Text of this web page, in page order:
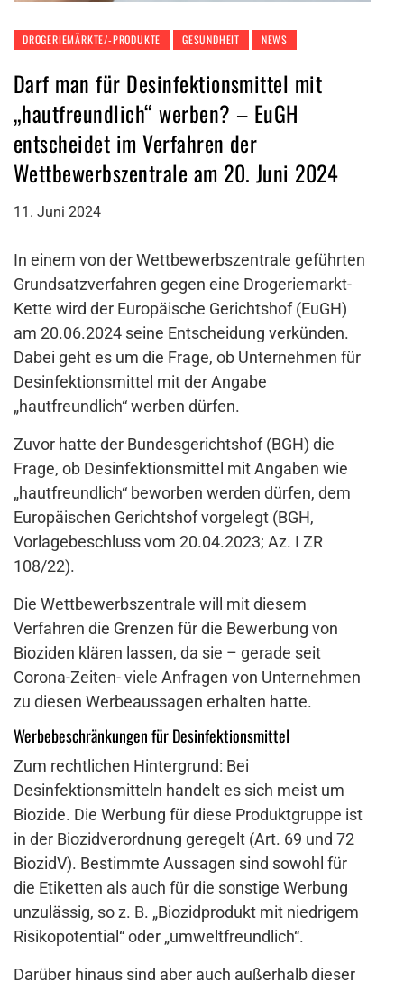
DROGERIEMÄRKTE/-PRODUKTE GESUNDHEIT NEWS
Darf man für Desinfektionsmittel mit
„hautfreundlich“ werben? – EuGH
entscheidet im Verfahren der
Wettbewerbszentrale am 20. Juni 2024
11. Juni 2024
In einem von der Wettbewerbszentrale geführten
Grundsatzverfahren gegen eine Drogeriemarkt-
Kette wird der Europäische Gerichtshof (EuGH)
am 20.06.2024 seine Entscheidung verkünden.
Dabei geht es um die Frage, ob Unternehmen für
Desinfektionsmittel mit der Angabe
„hautfreundlich“ werben dürfen.
Zuvor hatte der Bundesgerichtshof (BGH) die
Frage, ob Desinfektionsmittel mit Angaben wie
„hautfreundlich“ beworben werden dürfen, dem
Europäischen Gerichtshof vorgelegt (BGH,
Vorlagebeschluss vom 20.04.2023; Az. I ZR
108/22).
Die Wettbewerbszentrale will mit diesem
Verfahren die Grenzen für die Bewerbung von
Bioziden klären lassen, da sie – gerade seit
Corona-Zeiten- viele Anfragen von Unternehmen
zu diesen Werbeaussagen erhalten hatte.
Werbebeschränkungen für Desinfektionsmittel
Zum rechtlichen Hintergrund: Bei
Desinfektionsmitteln handelt es sich meist um
Biozide. Die Werbung für diese Produktgruppe ist
in der Biozidverordnung geregelt (Art. 69 und 72
BiozidV). Bestimmte Aussagen sind sowohl für
die Etiketten als auch für die sonstige Werbung
unzulässig, so z. B. „Biozidprodukt mit niedrigem
Risikopotential“ oder „umweltfreundlich“.
Darüber hinaus sind aber auch außerhalb dieser